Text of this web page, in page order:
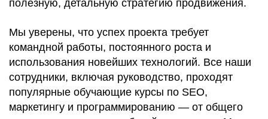
полезную, детальную стратегию продвижения.
Мы уверены, что успех проекта требует
командной работы, постоянного роста и
использования новейших технологий. Все наши
сотрудники, включая руководство, проходят
популярные обучающие курсы по SEO,
маркетингу и программированию — от общего